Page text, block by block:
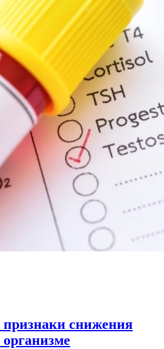
признаки снижения
организме